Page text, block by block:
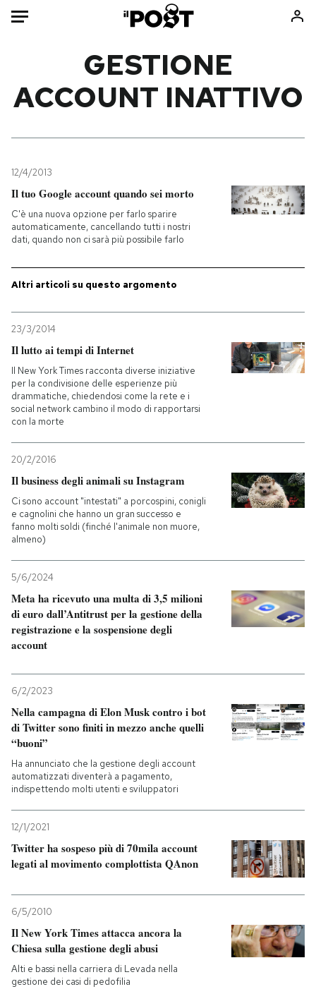
HOME
Mondo
Tecnologia
Internet
Scienza
Cultura
Sport
Libri
Ok Boomer!
Europa
PODCAST
NEWSLETTER
SHOP
CALENDARIO
AREA PERSONALE
Entra
GESTIONE
ACCOUNT INATTIVO
12/4/2013
Il tuo Google account quando sei morto
C'è una nuova opzione per farlo sparire
automaticamente, cancellando tutti i nostri
dati, quando non ci sarà più possibile farlo
Altri articoli su questo argomento
23/3/2014
Il lutto ai tempi di Internet
Il New York Times racconta diverse iniziative
per la condivisione delle esperienze più
drammatiche, chiedendosi come la rete e i
social network cambino il modo di rapportarsi
con la morte
20/2/2016
Il business degli animali su Instagram
Ci sono account "intestati" a porcospini, conigli
e cagnolini che hanno un gran successo e
fanno molti soldi (finché l'animale non muore,
almeno)
5/6/2024
Meta ha ricevuto una multa di 3,5 milioni
di euro dall’Antitrust per la gestione della
registrazione e la sospensione degli
account
6/2/2023
Nella campagna di Elon Musk contro i bot
di Twitter sono finiti in mezzo anche quelli
“buoni”
Ha annunciato che la gestione degli account
automatizzati diventerà a pagamento,
indispettendo molti utenti e sviluppatori
12/1/2021
Twitter ha sospeso più di 70mila account
legati al movimento complottista QAnon
6/5/2010
Il New York Times attacca ancora la
Chiesa sulla gestione degli abusi
Alti e bassi nella carriera di Levada nella
gestione dei casi di pedofilia